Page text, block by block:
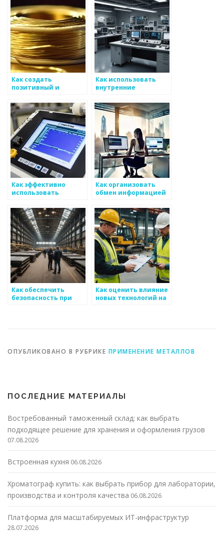
металоизделий
металлоизделий
Как создать
позитивный и
климат для работы на
производстве
металоизделий
Как использовать
внутренние
повышения степени
использования
металоизделий
Как эффективно
использовать
для развития
бизнеса в сфере
металоизделий
Как организовать
обмен информацией
металоизделий
Как обеспечить
безопасность при
Как оценить влияние
новых технологий на
ОПУБЛИКОВАНО В РУБРИКЕ ПРИМЕНЕНИЕ МЕТАЛЛОВ
ПОСЛЕДНИЕ МАТЕРИАЛЫ
Востребованный таможенный склад: как выбрать
подходящее решение для хранения и оформления грузов
07.08.2026
Встроенная кухня 06.08.2026
Хроматограф купить: как выбрать прибор для лаборатории,
производства и контроля качества 06.08.2026
Платформа для масштабируемых ИТ-инфраструктур
28.07.2026